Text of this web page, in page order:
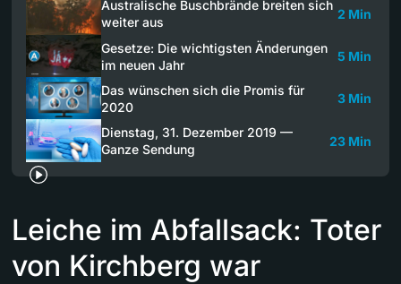
Australische Buschbrände breiten sich
weiter aus
2 Min
Gesetze: Die wichtigsten Änderungen
im neuen Jahr
5 Min
Das wünschen sich die Promis für
2020
3 Min
Dienstag, 31. Dezember 2019 —
Ganze Sendung
23 Min
Leiche im Abfallsack: Toter
von Kirchberg war